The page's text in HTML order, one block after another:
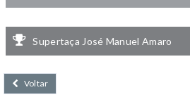
Supertaça José Manuel Amaro
Voltar